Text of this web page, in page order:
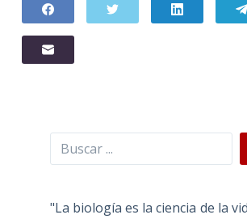
Buscar
"La biología es la ciencia de la